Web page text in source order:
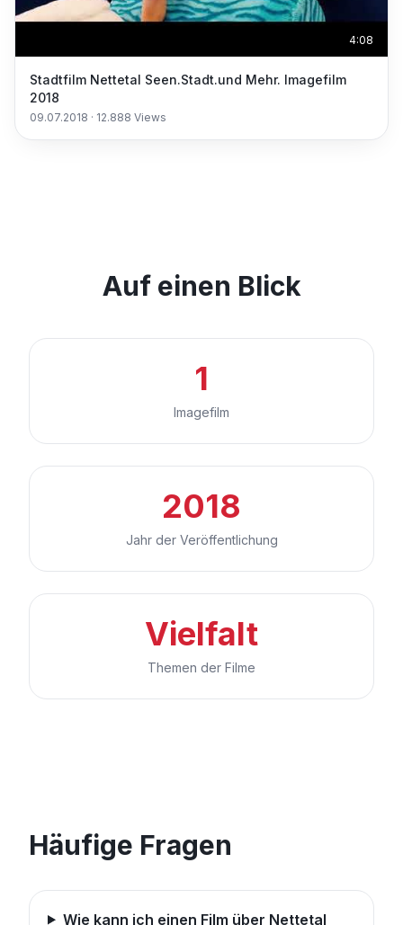
4:08
Stadtfilm Nettetal Seen.Stadt.und Mehr. Imagefilm
2018
09.07.2018 · 12.888 Views
Auf einen Blick
1
Imagefilm
2018
Jahr der Veröffentlichung
Vielfalt
Themen der Filme
Häufige Fragen
Wie kann ich einen Film über Nettetal